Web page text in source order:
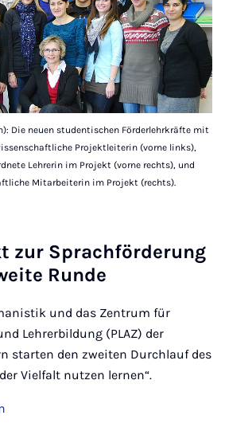
Die neuen studentischen Förderlehrkräfte mit
Projektleiterin (vorne links),
Lehrerin im Projekt (vorne rechts), und
Mitarbeiterin im Projekt (rechts).
zur Sprach­för­de­rung
Run­de
und das Zentrum für
Lehrerbildung (PLAZ) der
starten den zweiten Durchlauf des
Vielfalt nutzen lernen“.